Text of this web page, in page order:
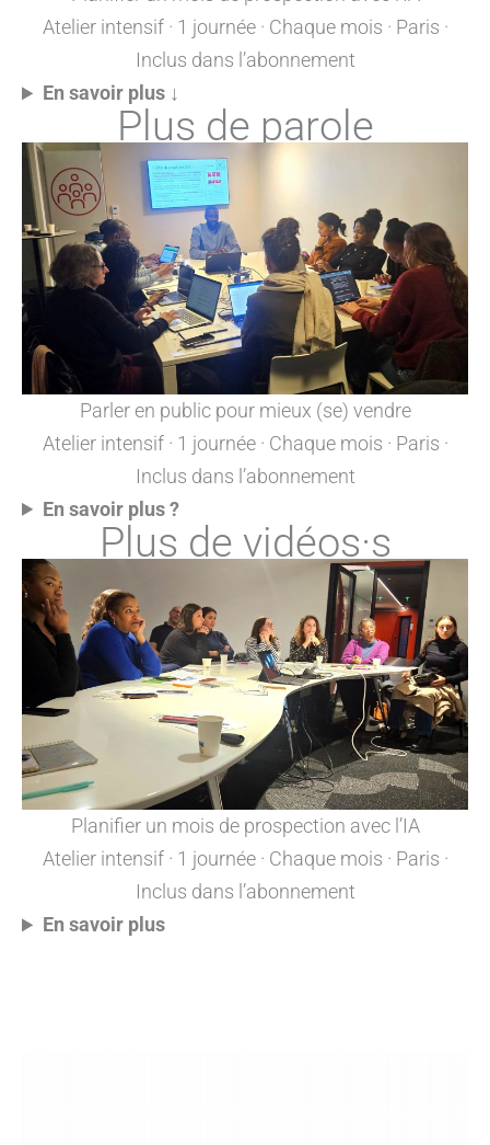
Atelier intensif · 1 journée · Chaque mois · Paris ·
Inclus dans l’abonnement
En savoir plus ↓
Plus de parole
Parler en public pour mieux (se) vendre
Atelier intensif · 1 journée · Chaque mois · Paris ·
Inclus dans l’abonnement
En savoir plus ?
Plus de vidéos·s
Planifier un mois de prospection avec l’IA
Atelier intensif · 1 journée · Chaque mois · Paris ·
Inclus dans l’abonnement
En savoir plus